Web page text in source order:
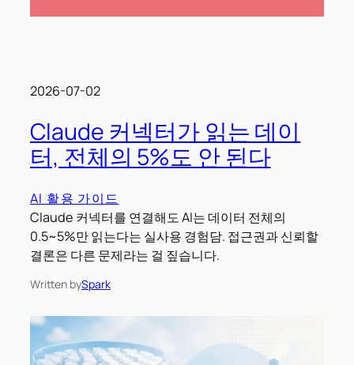
2026-07-02
Claude 커넥터가 읽는 데이
터, 전체의 5%도 안 된다
AI 활용 가이드
Claude 커넥터를 연결해도 AI는 데이터 전체의
0.5~5%만 읽는다는 실사용 경험담. 접근권과 신뢰할
결론은 다른 문제라는 걸 짚습니다.
Written bySpark